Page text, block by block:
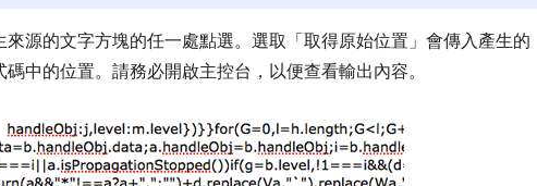
源的文字方塊的任一處點選。選取「取得原始位置」會傳入產生的
中的位置。請務必開啟主控台，以便查看輸出內容。